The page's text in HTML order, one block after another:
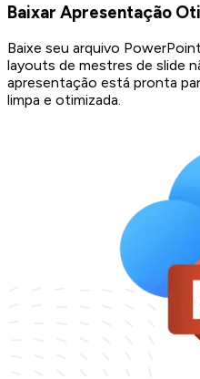
Baixar Apresentação
Baixe seu arquivo
layouts de mestres de slide
apresentação está pronta
limpa e otimizada.